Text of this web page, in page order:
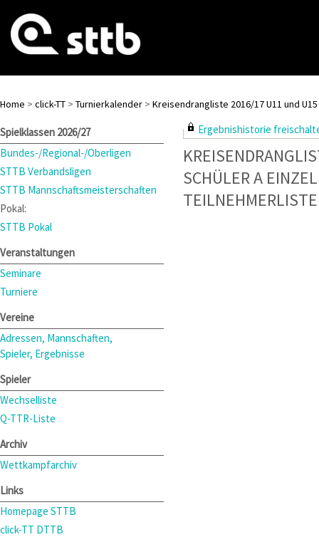
Home > click-TT > Turnierkalender > Kreisendrangliste 2016/17 U11 und
Spielklassen 2026/27
Bundes-/Regional-/Oberligen
STTB Verbandsligen
STTB Mannschaftsmeisterschaften
Pokal:
STTB Pokal
Veranstaltungen
Seminare
Turniere
Vereine
Adressen, Mannschaften,
Spieler, Ergebnisse
Spieler
Wechselliste
Q-TTR-Liste
Archiv
Wettkampfarchiv
Links
Homepage STTB
click-TT DTTB
Ergebnishistorie
SCHÜLER A EINZEL
TEILNEHMERLISTE